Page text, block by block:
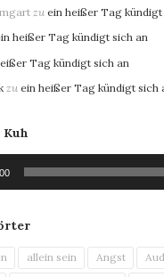
zu ein heißer Tag kündigt
heißer Tag kündigt sich an
Tag kündigt sich an
zu ein heißer Tag kündigt sich
Kuh
allein sein Angst